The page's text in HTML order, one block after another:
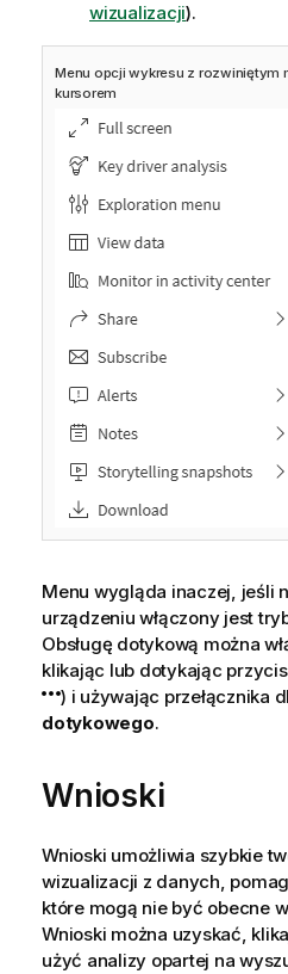
wizualizacji).
Menu opcji wykresu z rozwiniętym
kursorem
Menu wygląda inaczej, jeśli
urządzeniu włączony jest
Obsługę dotykową można
klikając lub dotykając
) i używając przełącznika
dotykowego.
Wnioski
Wnioski umożliwia szybkie
wizualizacji z danych,
które mogą nie być obecne
Wnioski można uzyskać,
użyć analizy opartej na